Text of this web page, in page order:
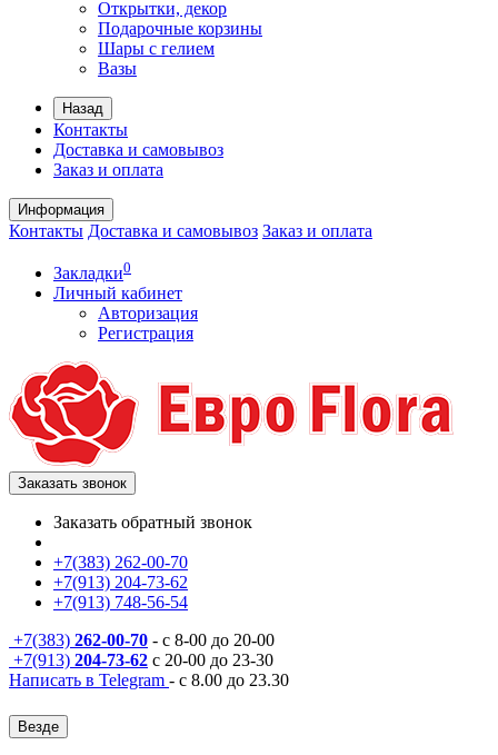
Открытки, декор
Подарочные корзины
Шары с гелием
Вазы
Назад
Контакты
Доставка и самовывоз
Заказ и оплата
Информация
Контакты Доставка и самовывоз Заказ и оплата
Закладки0
Личный кабинет
Авторизация
Регистрация
Заказать звонок
Заказать обратный звонок
+7(383) 262-00-70
+7(913) 204-73-62
+7(913) 748-56-54
+7(383) 262-00-70 - с 8-00 до 20-00
+7(913) 204-73-62 с 20-00 до 23-30
Написать в Telegram - с 8.00 до 23.30
Везде